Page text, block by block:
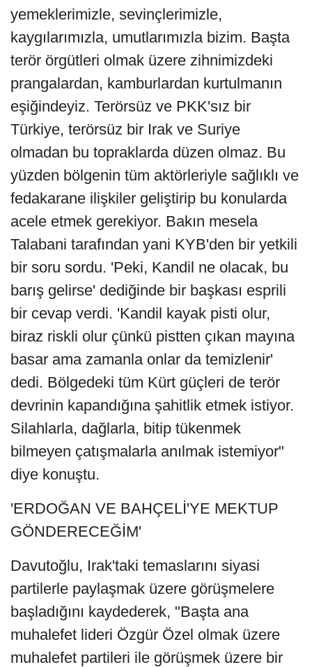
yemeklerimizle, sevinçlerimizle,
kaygılarımızla, umutlarımızla bizim. Başta
terör örgütleri olmak üzere zihnimizdeki
prangalardan, kamburlardan kurtulmanın
eşiğindeyiz. Terörsüz ve PKK'sız bir
Türkiye, terörsüz bir Irak ve Suriye
olmadan bu topraklarda düzen olmaz. Bu
yüzden bölgenin tüm aktörleriyle sağlıklı ve
fedakarane ilişkiler geliştirip bu konularda
acele etmek gerekiyor. Bakın mesela
Talabani tarafından yani KYB'den bir yetkili
bir soru sordu. 'Peki, Kandil ne olacak, bu
barış gelirse' dediğinde bir başkası esprili
bir cevap verdi. 'Kandil kayak pisti olur,
biraz riskli olur çünkü pistten çıkan mayına
basar ama zamanla onlar da temizlenir'
dedi. Bölgedeki tüm Kürt güçleri de terör
devrinin kapandığına şahitlik etmek istiyor.
Silahlarla, dağlarla, bitip tükenmek
bilmeyen çatışmalarla anılmak istemiyor"
diye konuştu.
'ERDOĞAN VE BAHÇELİ'YE MEKTUP
GÖNDERECEĞİM'
Davutoğlu, Irak'taki temaslarını siyasi
partilerle paylaşmak üzere görüşmelere
başladığını kaydederek, "Başta ana
muhalefet lideri Özgür Özel olmak üzere
muhalefet partileri ile görüşmek üzere bir